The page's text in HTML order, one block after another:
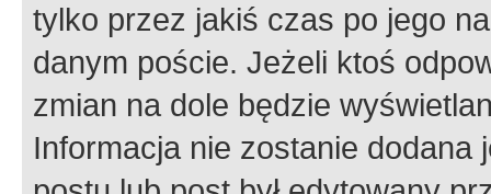
tylko przez jakiś czas po jego
danym poście. Jeżeli ktoś
zmian na dole będzie
Informacja nie zostanie dodana